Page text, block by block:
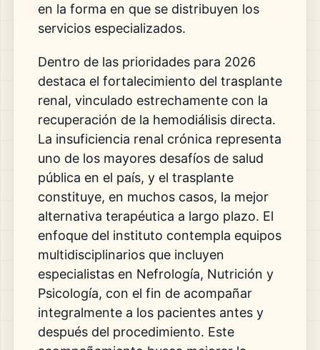
en la forma en que se distribuyen los
servicios especializados.
Dentro de las prioridades para 2026
destaca el fortalecimiento del trasplante
renal, vinculado estrechamente con la
recuperación de la hemodiálisis directa.
La insuficiencia renal crónica representa
uno de los mayores desafíos de salud
pública en el país, y el trasplante
constituye, en muchos casos, la mejor
alternativa terapéutica a largo plazo. El
enfoque del instituto contempla equipos
multidisciplinarios que incluyen
especialistas en Nefrología, Nutrición y
Psicología, con el fin de acompañar
integralmente a los pacientes antes y
después del procedimiento. Este